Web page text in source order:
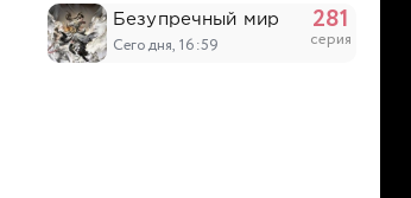
Безупречный мир
Сегодня, 16:59
281
серия